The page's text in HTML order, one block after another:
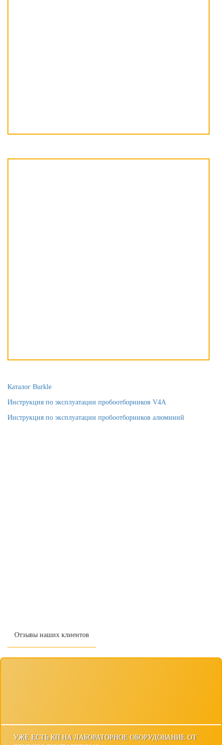
УЖЕ ЕСТЬ КП НА ЛАБОРАТОРНОЕ ОБОРУДОВАНИЕ ОТ
Каталог Burkle
Инструкция по эксплуатации пробоотборников V4A
Инструкция по эксплуатации пробоотборников алюминий
Отзывы наших клиентов